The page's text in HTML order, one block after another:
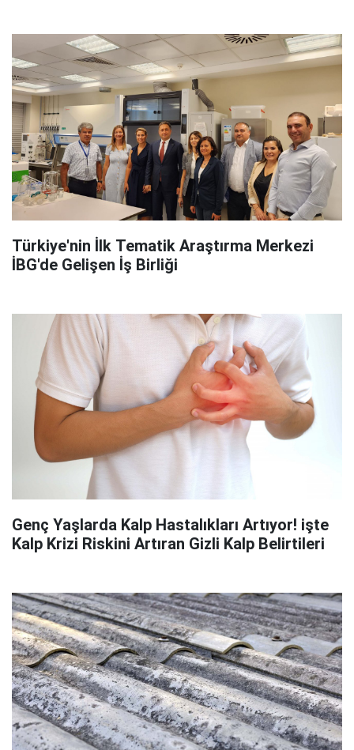
Türkiye'nin İlk Tematik Araştırma Merkezi
İBG'de Gelişen İş Birliği
Genç Yaşlarda Kalp Hastalıkları Artıyor! işte
Kalp Krizi Riskini Artıran Gizli Kalp Belirtileri